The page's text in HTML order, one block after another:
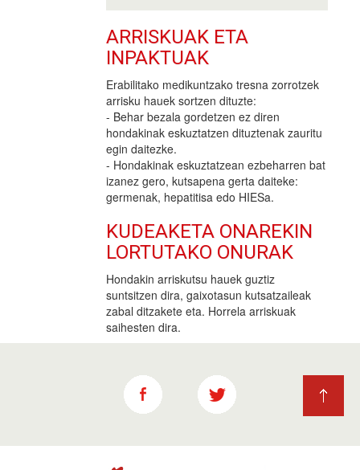
ARRISKUAK ETA
INPAKTUAK
Erabilitako medikuntzako tresna zorrotzek
arrisku hauek sortzen dituzte:
- Behar bezala gordetzen ez diren
hondakinak eskuztatzen dituztenak zauritu
egin daitezke.
- Hondakinak eskuztatzean ezbeharren bat
izanez gero, kutsapena gerta daiteke:
germenak, hepatitisa edo HIESa.
KUDEAKETA ONAREKIN
LORTUTAKO ONURAK
Hondakin arriskutsu hauek guztiz
suntsitzen dira, gaixotasun kutsatzaileak
zabal ditzakete eta. Horrela arriskuak
saihesten dira.